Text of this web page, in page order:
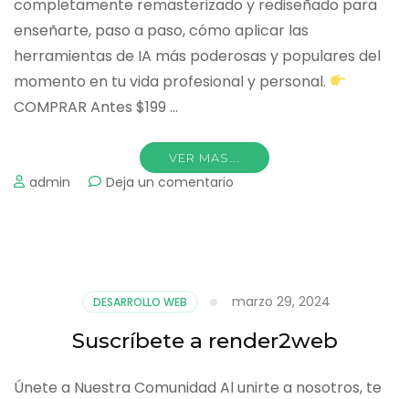
completamente remasterizado y rediseñado para
enseñarte, paso a paso, cómo aplicar las
herramientas de IA más poderosas y populares del
momento en tu vida profesional y personal.
COMPRAR Antes $199 …
VER MAS...
admin Deja un comentario
de
Artificial
2025
DESARROLLO WEB marzo 29, 2024
Suscríbete a render2web
Únete a Nuestra Comunidad Al unirte a nosotros, te